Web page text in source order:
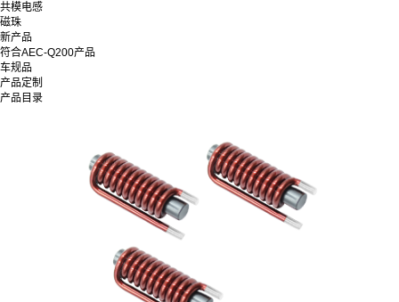
共模电感
磁珠
新产品
符合AEC-Q200产品
车规品
产品定制
产品目录